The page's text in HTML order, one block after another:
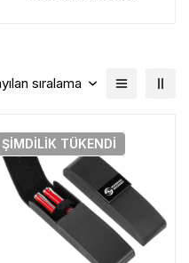
sıralama
ŞIMDILIK TÜKENDI